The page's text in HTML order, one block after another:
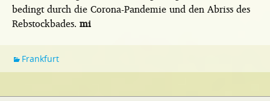
bedingt durch die Corona-Pandemie und den Abriss des
Rebstockbades. mi
Frankfurt